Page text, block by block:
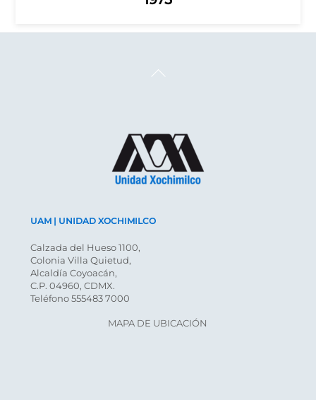
Back
UAM | UNIDAD XOCHIMILCO
Calzada del Hueso 1100,
Colonia Villa Quietud,
Alcaldía Coyoacán,
C.P. 04960, CDMX.
Teléfono 555483 7000
MAPA DE UBICACIÓN